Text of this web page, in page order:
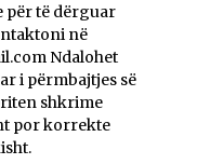
për të dërguar
në
Ndalohet
i përmbajtjes së
shkrime
por korrekte